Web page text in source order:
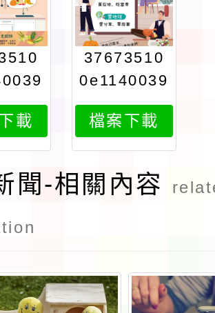
載
37673510
0e1140039
494attach
21
檔案下載
聞-相關內容